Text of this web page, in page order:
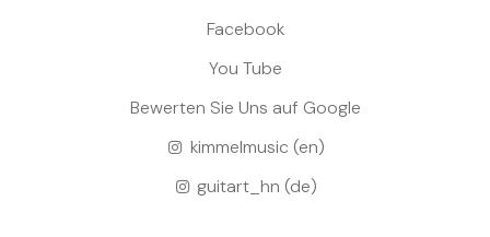
Facebook
You Tube
Bewerten Sie Uns auf Google
kimmelmusic (en)
guitart_hn (de)